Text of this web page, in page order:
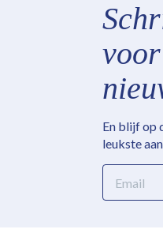
En blijf op
leukste
E-
mailadres